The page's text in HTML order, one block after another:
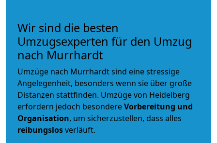
Wir sind die besten
Umzugsexperten für den Umzug
nach Murrhardt
Umzüge nach Murrhardt sind eine stressige
Angelegenheit, besonders wenn sie über große
Distanzen stattfinden. Umzüge von Heidelberg
erfordern jedoch besondereVorbereitung und
Organisation, um sicherzustellen, dass alles
reibungslosverläuft.